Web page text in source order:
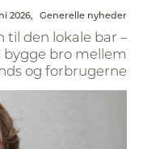
2026, Generelle nyheder
til den lokale bar –
bygge bro mellem
og forbrugerne